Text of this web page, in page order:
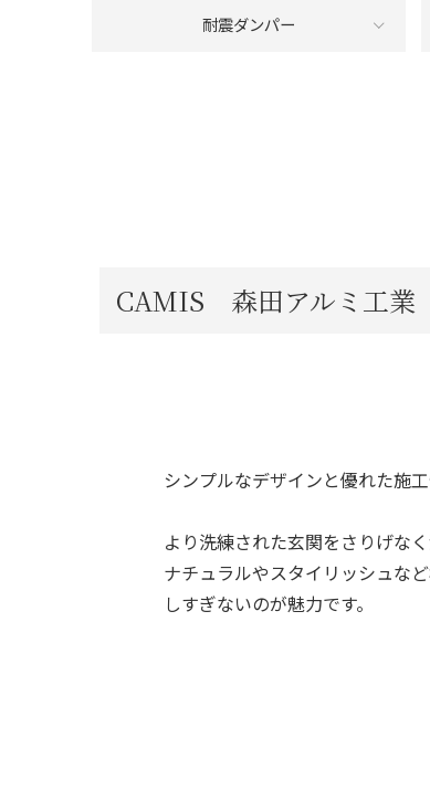
耐震ダンパー
CAMIS 森田アルミ工業
シンプルなデザインと優れた施
より洗練された玄関をさりげな
ナチュラルやスタイリッシュな
しすぎないのが魅力です。